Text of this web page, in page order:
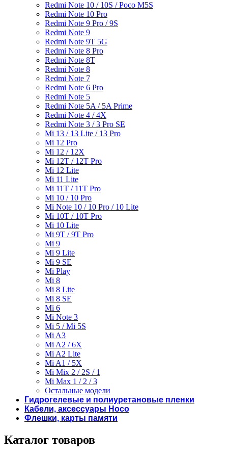
Redmi Note 10 / 10S / Poco M5S
Redmi Note 10 Pro
Redmi Note 9 Pro / 9S
Redmi Note 9
Redmi Note 9T 5G
Redmi Note 8 Pro
Redmi Note 8T
Redmi Note 8
Redmi Note 7
Redmi Note 6 Pro
Redmi Note 5
Redmi Note 5A / 5A Prime
Redmi Note 4 / 4X
Redmi Note 3 / 3 Pro SE
Mi 13 / 13 Lite / 13 Pro
Mi 12 Pro
Mi 12 / 12X
Mi 12T / 12T Pro
Mi 12 Lite
Mi 11 Lite
Mi 11T / 11T Pro
Mi 10 / 10 Pro
Mi Note 10 / 10 Pro / 10 Lite
Mi 10T / 10T Pro
Mi 10 Lite
Mi 9T / 9T Pro
Mi 9
Mi 9 Lite
Mi 9 SE
Mi Play
Mi 8
Mi 8 Lite
Mi 8 SE
Mi 6
Mi Note 3
Mi 5 / Mi 5S
Mi A3
Mi A2 / 6X
Mi A2 Lite
Mi A1 / 5X
Mi Mix 2 / 2S / 1
Mi Max 1 / 2 / 3
Остальные модели
Гидрогелевые и полиуретановые пленки
Кабели, аксессуары Hoco
Флешки, карты памяти
Каталог товаров